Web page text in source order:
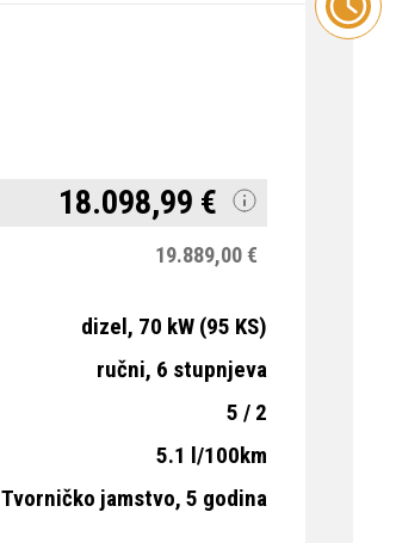
18.098,99 €
19.889,00 €
dizel, 70 kW (95 KS)
ručni, 6 stupnjeva
5 / 2
5.1 l/100km
Tvorničko jamstvo, 5 godina